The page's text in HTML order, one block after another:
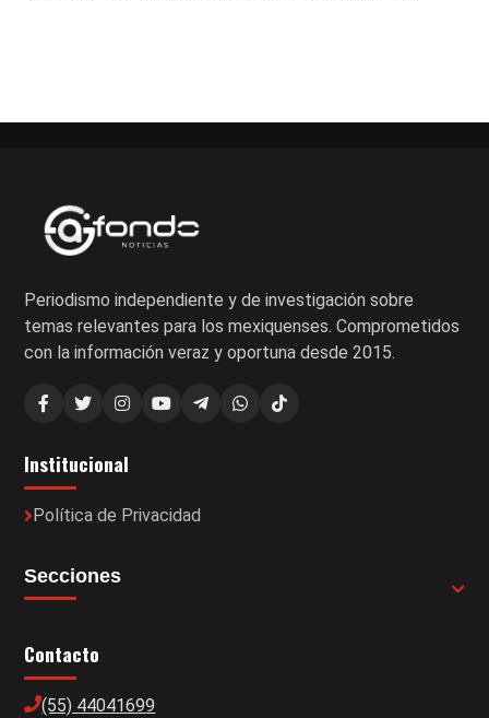
Periodismo independiente y de investigación sobre
temas relevantes para los mexiquenses. Comprometidos
con la información veraz y oportuna desde 2015.
Institucional
Política de Privacidad
Secciones
Contacto
(55) 44041699